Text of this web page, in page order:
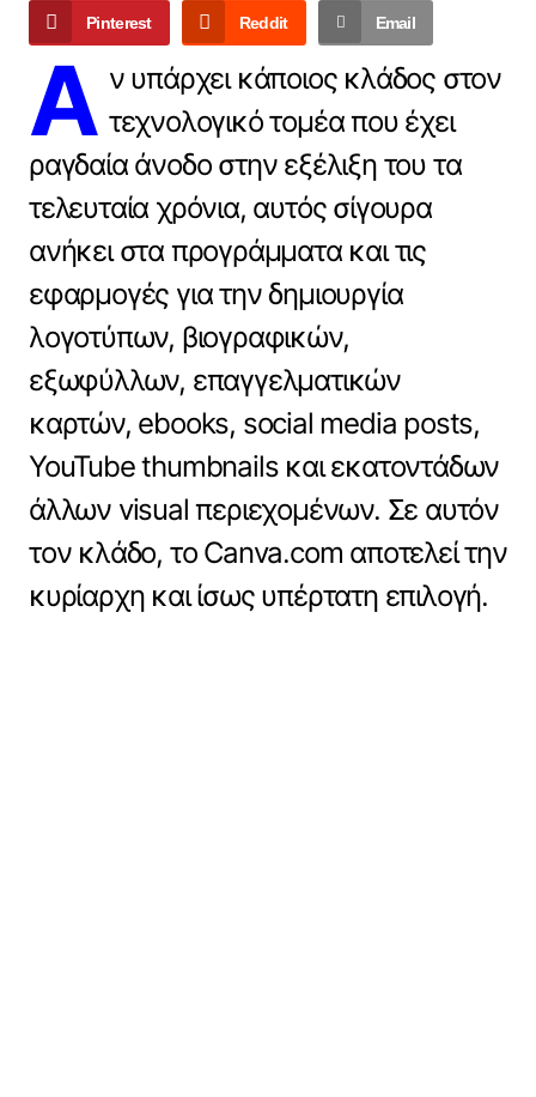
Pinterest Reddit Email
Α ν υπάρχει κάποιος κλάδος στον
τεχνολογικό τομέα που έχει
ραγδαία άνοδο στην εξέλιξη του τα
τελευταία χρόνια, αυτός σίγουρα
ανήκει στα προγράμματα και τις
εφαρμογές για την δημιουργία
λογοτύπων, βιογραφικών,
εξωφύλλων, επαγγελματικών
καρτών, ebooks, social media posts,
YouTube thumbnails και εκατοντάδων
άλλων visual περιεχομένων. Σε αυτόν
τον κλάδο, το Canva.com αποτελεί την
κυρίαρχη και ίσως υπέρτατη επιλογή.